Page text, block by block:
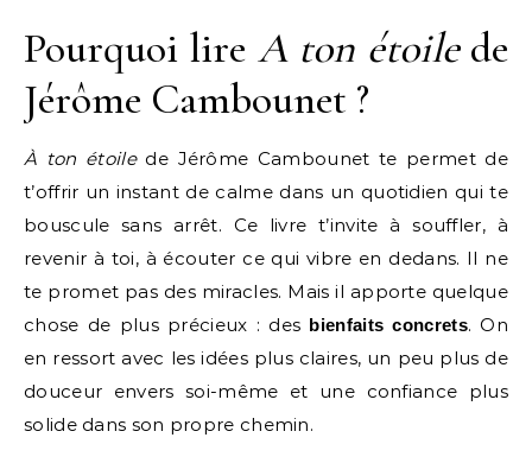
Pourquoi lire A ton étoilede
Jérôme Cambounet ?
À ton étoilede Jérôme Cambounet te permet de
t’offrir un instant de calme dans un quotidien qui te
bouscule sans arrêt. Ce livre t’invite à souffler, à
revenir à toi, à écouter ce qui vibre en dedans. Il ne
te promet pas des miracles. Mais il apporte quelque
chose de plus précieux : des bienfaits concrets. On
en ressort avec les idées plus claires, un peu plus de
douceur envers soi-même et une confiance plus
solide dans son propre chemin.